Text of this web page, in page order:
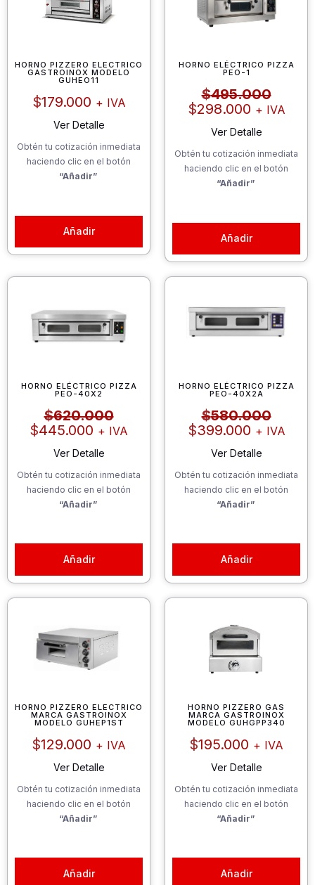
HORNO PIZZERO ELECTRICO
GASTROINOX MODELO
GUHEO11
$179.000 + IVA
Ver Detalle
Obtén tu cotización inmediata
haciendo clic en el botón
“Añadir”
Añadir
HORNO ELÉCTRICO PIZZA
PEO-1
$495.000precio
$298.000
precio
actual
es:
+ IVA
Ver Detalle
Obtén tu cotización inmediata
haciendo clic en el botón
“Añadir”
Añadir
HORNO ELÉCTRICO PIZZA
PEO-40X2
$620.000precio
original
$445.000
precio
actual
es:
+ IVA
Ver Detalle
Obtén tu cotización inmediata
haciendo clic en el botón
“Añadir”
Añadir
HORNO ELÉCTRICO PIZZA
PEO-40X2A
$580.000precio
$399.000
precio
actual
es:
+ IVA
Ver Detalle
Obtén tu cotización inmediata
haciendo clic en el botón
“Añadir”
Añadir
HORNO PIZZERO ELECTRICO
MARCA GASTROINOX
MODELO GUHEP1ST
$129.000 + IVA
Ver Detalle
Obtén tu cotización inmediata
haciendo clic en el botón
“Añadir”
Añadir
HORNO PIZZERO GAS
MARCA GASTROINOX
MODELO GUHGPP340
$195.000 + IVA
Ver Detalle
Obtén tu cotización inmediata
haciendo clic en el botón
“Añadir”
Añadir